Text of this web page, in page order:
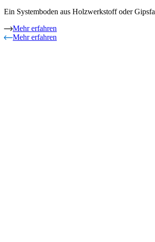
Ein Systemboden aus Holzwerkstoff oder
Mehr erfahren
Mehr erfahren